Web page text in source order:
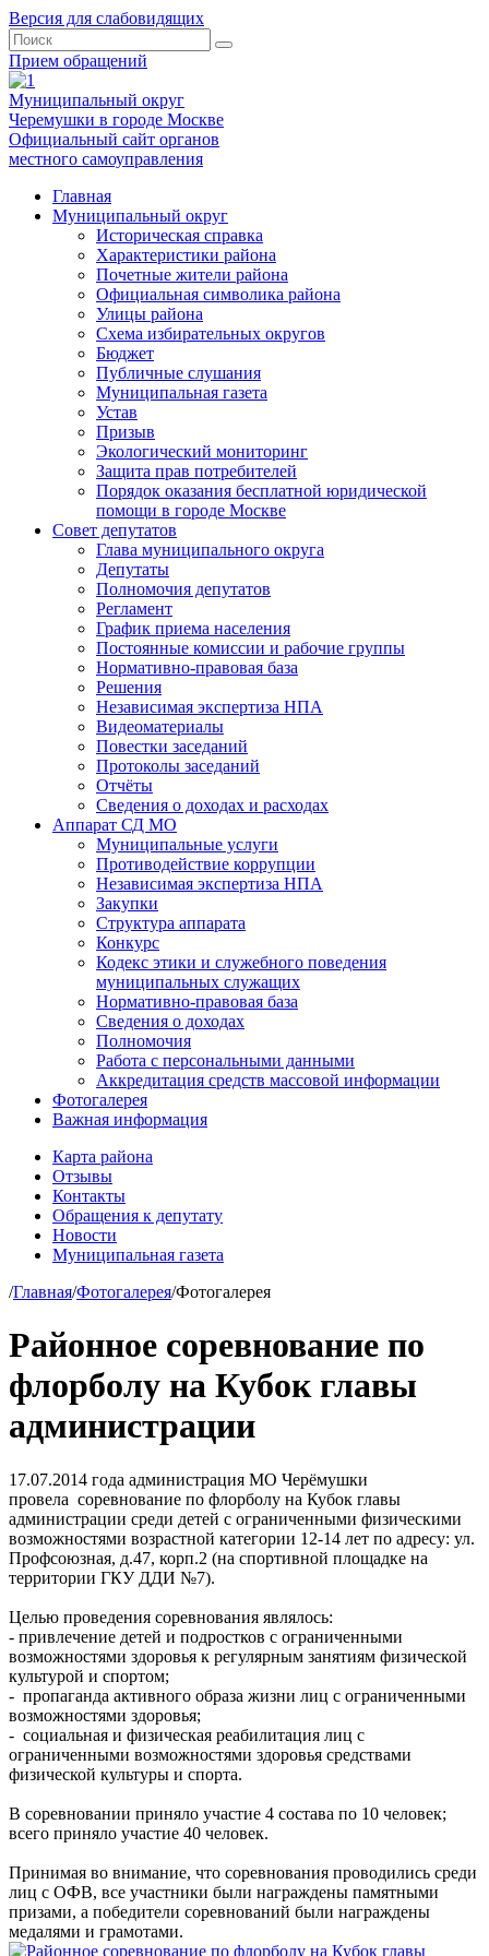
Версия для слабовидящих
Прием обращений
Муниципальный округ
Черемушки в городе Москве
Официальный сайт органов
местного самоуправления
Главная
Муниципальный округ
Историческая справка
Характеристики района
Почетные жители района
Официальная символика района
Улицы района
Схема избирательных округов
Бюджет
Публичные слушания
Муниципальная газета
Устав
Призыв
Экологический мониторинг
Защита прав потребителей
Порядок оказания бесплатной юридической
помощи в городе Москве
Совет депутатов
Глава муниципального округа
Депутаты
Полномочия депутатов
Регламент
График приема населения
Постоянные комиссии и рабочие группы
Нормативно-правовая база
Решения
Независимая экспертиза НПА
Видеоматериалы
Повестки заседаний
Протоколы заседаний
Отчёты
Сведения о доходах и расходах
Аппарат СД МО
Муниципальные услуги
Противодействие коррупции
Независимая экспертиза НПА
Закупки
Структура аппарата
Конкурс
Кодекс этики и служебного поведения
муниципальных служащих
Нормативно-правовая база
Сведения о доходах
Полномочия
Работа с персональными данными
Аккредитация средств массовой информации
Фотогалерея
Важная информация
Карта района
Отзывы
Контакты
Обращения к депутату
Новости
Муниципальная газета
/Главная/Фотогалерея/Фотогалерея
Районное соревнование по
флорболу на Кубок главы
администрации
17.07.2014 года администрация МО Черёмушки
провела соревнование по флорболу на Кубок главы
администрации среди детей с ограниченными физическими
возможностями возрастной категории 12-14 лет по адресу: ул.
Профсоюзная, д.47, корп.2 (на спортивной площадке на
территории ГКУ ДДИ №7).
Целью проведения соревнования являлось:
- привлечение детей и подростков с ограниченными
возможностями здоровья к регулярным занятиям физической
культурой и спортом;
- пропаганда активного образа жизни лиц с ограниченными
возможностями здоровья;
- социальная и физическая реабилитация лиц с
ограниченными возможностями здоровья средствами
физической культуры и спорта.
В соревновании приняло участие 4 состава по 10 человек;
всего приняло участие 40 человек.
Принимая во внимание, что соревнования проводились среди
лиц с ОФВ, все участники были награждены памятными
призами, а победители соревнований были награждены
медалями и грамотами.